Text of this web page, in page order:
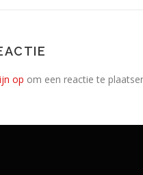
op om een reactie te